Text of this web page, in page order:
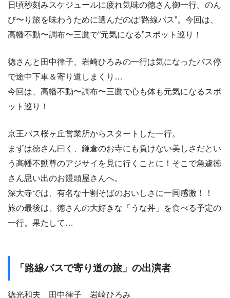
日頃秒刻みスケジュールに疲れ気味の徳さん御一行。のん
び〜り旅を味わうために選んだのは“路線バス”。今回は、
高幡不動〜調布〜三鷹で“元気になる”スポット巡り！
徳さんと田中律子、岩崎ひろみの一行は気になったバス停
で途中下車＆寄り道しまくり…
今回は、高幡不動〜調布〜三鷹で心も体も元気になるスポ
ット巡り！
京王バス桜ヶ丘営業所からスタートした一行。
まずは徳さん曰く、鎌倉のお寺にも負けない美しさだとい
う高幡不動尊のアジサイを見に行くことに！そこで急遽徳
さん思い出のお饅頭屋さんへ。
深大寺では、有名な十割そばのおいしさに一同感激！！
旅の最後は、徳さんの大好きな「うな丼」を食べる予定の
一行。果たして…
「路線バスで寄り道の旅」の出演者
徳光和夫 田中律子 岩崎ひろみ